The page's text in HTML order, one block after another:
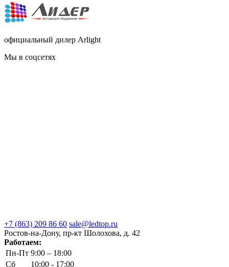
официальный дилер Arlight
Мы в соцсетях
+7 (863) 209 86 60 sale@ledtop.ru
Ростов-на-Дону, пр-кт Шолохова, д. 42
Работаем:
Пн-Пт 9:00 – 18:00
Сб
10:00 - 17:00